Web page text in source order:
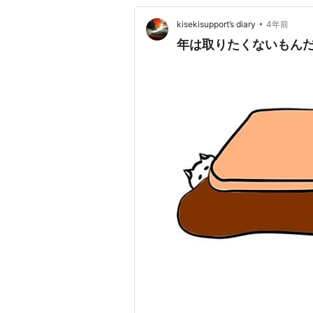
kisekisupport’s diary • 4年前
年は取りたくないもん